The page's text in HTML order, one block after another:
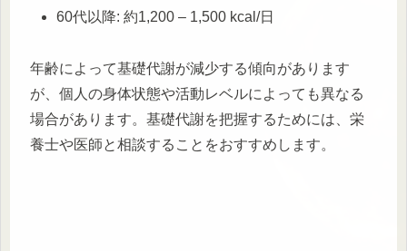
60代以降: 約1,200 – 1,500 kcal/日
年齢によって基礎代謝が減少する傾向があります
が、個人の身体状態や活動レベルによっても異なる
場合があります。基礎代謝を把握するためには、栄
養士や医師と相談することをおすすめします。